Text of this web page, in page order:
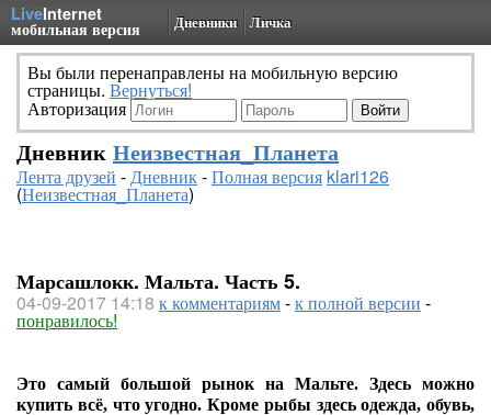
LiveInternet
мобильная версия Дневники Личка
Вы были перенаправлены на мобильную версию
страницы. Вернуться!
Авторизация
Дневник Неизвестная_Планета
Лента друзей -Дневник-Полная версия klari126
(Неизвестная_Планета)
Марсашлокк. Мальта. Часть 5.
04-09-2017 14:18 к комментариям-к полной версии -
понравилось!
Это самый большой рынок на Мальте. Здесь можно
купить всё, что угодно. Кроме рыбы здесь одежда, обувь,